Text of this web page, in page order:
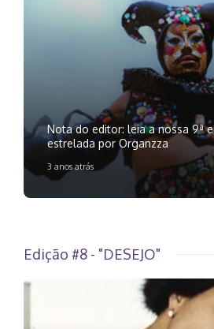
Nota do editor: leia a nossa 9ª
estrelada por Organzza
3 anos atrás
Edição #8 - "DESEJO"